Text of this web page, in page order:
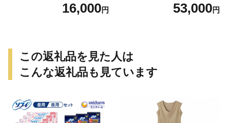
16,000円 53,000円
この返礼品を見た人は
こんな返礼品も見ています